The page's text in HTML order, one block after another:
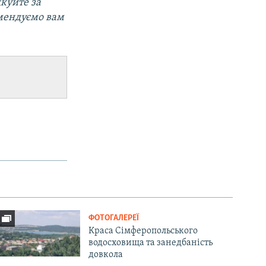
за
вам
ФОТОГАЛЕРЕЇ
Краса Сімферопольського
водосховища та занедбаність
довкола